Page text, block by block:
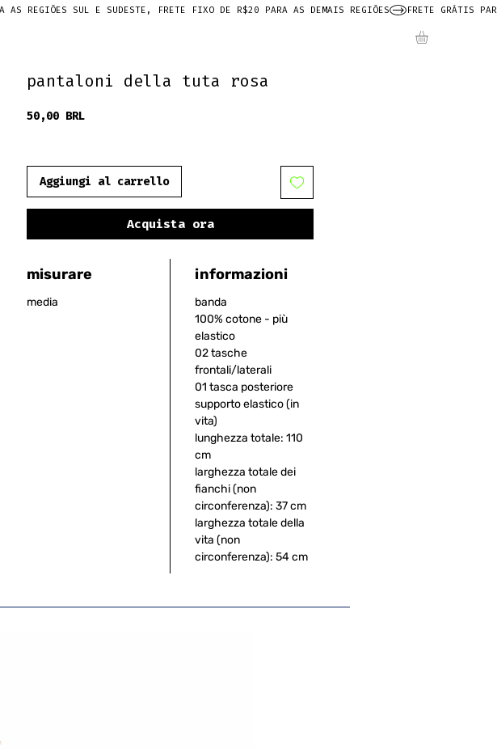
pantaloni della tuta rosa
50,00 BRLPrezzo
Aggiungi al carrello
Acquista ora
misurare
media
informazioni
banda
100% cotone - più
elastico
02 tasche
frontali/laterali
01 tasca posteriore
supporto elastico (in
vita)
lunghezza totale: 110
cm
larghezza totale dei
fianchi (non
circonferenza): 37 cm
larghezza totale della
vita (non
circonferenza): 54 cm